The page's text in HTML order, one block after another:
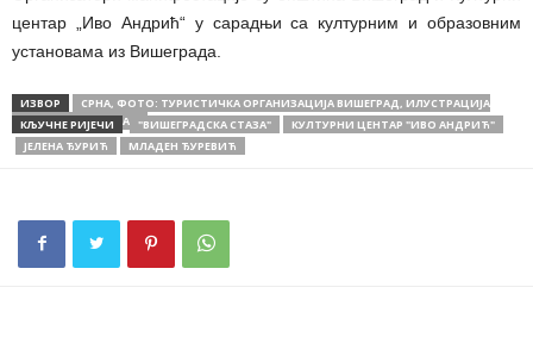
центар „Иво Андрић“ у сарадњи са културним и образовним
установама из Вишеграда.
ИЗВОР
СРНА, ФОТО: ТУРИСТИЧКА ОРГАНИЗАЦИЈА ВИШЕГРАД, ИЛУСТРАЦИЈА
ОПШТИНА ВИШЕГРАД
КЉУЧНЕ РИЈЕЧИ "ВИШЕГРАДСКА СТАЗА"
КУЛТУРНИ ЦЕНТАР "ИВО АНДРИЋ"
ЈЕЛЕНА ЂУРИЋ
МЛАДЕН ЂУРЕВИЋ